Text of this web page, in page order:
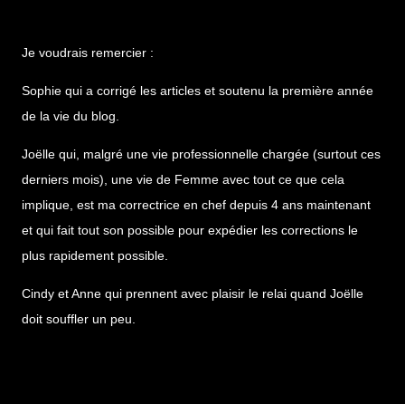
Je voudrais remercier :
Sophie qui a corrigé les articles et soutenu la première année
de la vie du blog.
Joëlle qui, malgré une vie professionnelle chargée (surtout ces
derniers mois), une vie de Femme avec tout ce que cela
implique, est ma correctrice en chef depuis 4 ans maintenant
et qui fait tout son possible pour expédier les corrections le
plus rapidement possible.
Cindy et Anne qui prennent avec plaisir le relai quand Joëlle
doit souffler un peu.